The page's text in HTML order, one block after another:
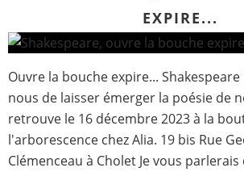
EXPIRE...
Ouvre la bouche expire... Shakespeare
nous de laisser émerger la poésie de
retrouve le 16 décembre 2023 à la
l'arborescence chez Alia. 19 bis Rue
Clémenceau à Cholet Je vous